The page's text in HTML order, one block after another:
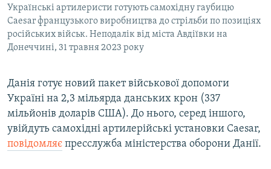
КРИМ РЕАЛІЇ
РУС
УКР
ДОЛУЧАЙСЯ!
Українські артилеристи готують самохідну гаубицю
Caesar французького виробництва до стрільби по позиціях
російських військ. Неподалік від міста Авдіївки на
Донеччині, 31 травня 2023 року
Данія готує новий пакет військової допомоги
Україні на 2,3 мільярда данських крон (337
мільйонів доларів США). До нього, серед іншого,
увійдуть самохідні артилерійські установки Caesar,
повідомляє пресслужба міністерства оборони Данії.